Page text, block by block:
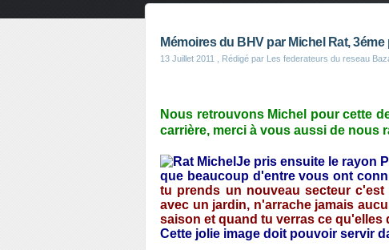
Mémoires du BHV par Michel Rat, 3éme
13 Juillet 2011 , Rédigé par Les federateurs du reseau
Nous retrouvons Michel pour cette
carrière, merci à vous aussi de nous
Je pris ensuite le rayon
que beaucoup d'entre vous ont
tu prends un nouveau secteur
avec un jardin, n'arrache jamais
saison et quand tu verras ce
Cette jolie image doit pouvoir servir